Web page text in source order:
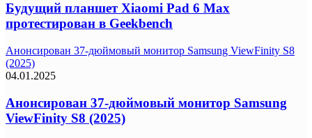
Будущий планшет Xiaomi Pad 6 Max
протестирован в Geekbench
Анонсирован 37-дюймовый монитор Samsung ViewFinity S8
(2025)
04.01.2025
Анонсирован 37-дюймовый монитор Samsung
ViewFinity S8 (2025)